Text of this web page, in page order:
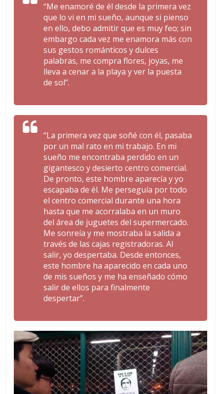
“Me enamoré de él desde la primera vez
que lo vi en mi sueño, aunque si pienso
en ello, debo admitir que es muy feo; sin
embargo cada vez me enamora más con
sus gestos románticos y dulces
palabras, me compra flores, joyas, me
lleva a cenar a la playa y ver la puesta
de sol”.
“La primera vez que soñé con él, pasaba
por un mal rato en mi trabajo. En mi
sueño me encontraba perdido en un
gigantesco y desierto centro comercial.
De pronto, este hombre aparecía y yo
escapaba de él. Me perseguía por todo
el centro comercial durante una hora
hasta que me acorralaba en un muro
del área de juguetes del supermercado.
Me sonreía y me mostraba la salida a
través de las cajas registradoras. Al
salir, yo despertaba. Desde entonces,
este hombre ha aparecido en cada uno
de mis sueños y me ha enseñado cómo
salir de ellos para finalmente
despertar”.